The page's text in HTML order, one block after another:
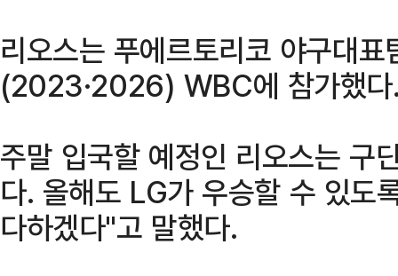
리오스는 푸에르토리코 야구대
(2023·2026) WBC에 참가했
주말 입국할 예정인 리오스는 구
다. 올해도 LG가 우승할 수 있도
다하겠다"고 말했다.